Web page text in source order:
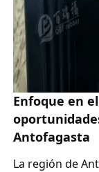
Enfoque en
Antofagasta
La región de